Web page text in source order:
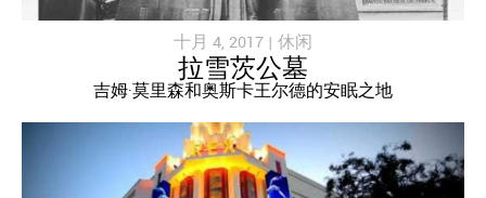
十月 4, 2017 | 休闲
拉雪茨公墓
吉姆·莫里森和奥斯卡王尔德的安眠之地